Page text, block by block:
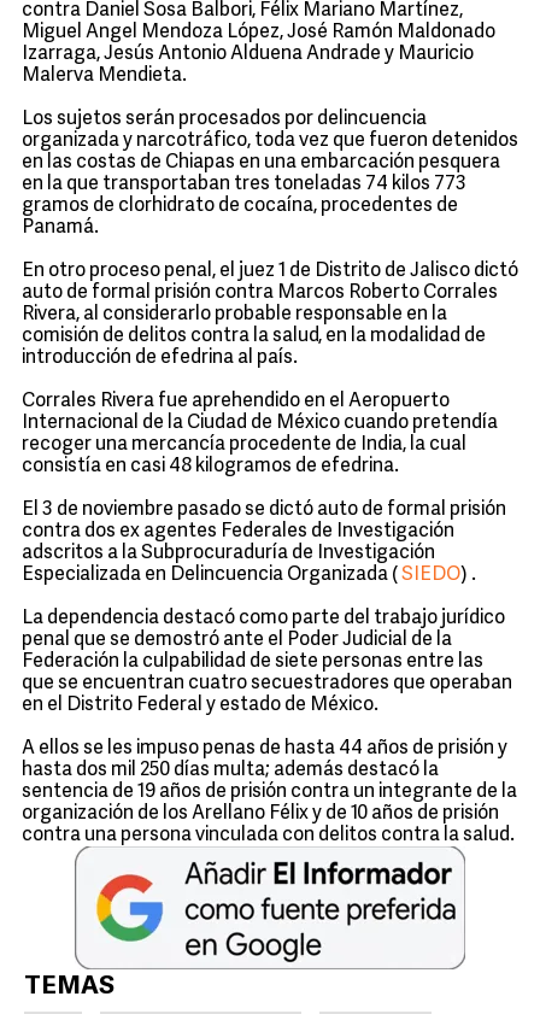
contra Daniel Sosa Balbori, Félix Mariano Martínez,
Miguel Angel Mendoza López, José Ramón Maldonado
Izarraga, Jesús Antonio Alduena Andrade y Mauricio
Malerva Mendieta.
Los sujetos serán procesados por delincuencia
organizada y narcotráfico, toda vez que fueron detenidos
en las costas de Chiapas en una embarcación pesquera
en la que transportaban tres toneladas 74 kilos 773
gramos de clorhidrato de cocaína, procedentes de
Panamá.
En otro proceso penal, el juez 1 de Distrito de Jalisco dictó
auto de formal prisión contra Marcos Roberto Corrales
Rivera, al considerarlo probable responsable en la
comisión de delitos contra la salud, en la modalidad de
introducción de efedrina al país.
Corrales Rivera fue aprehendido en el Aeropuerto
Internacional de la Ciudad de México cuando pretendía
recoger una mercancía procedente de India, la cual
consistía en casi 48 kilogramos de efedrina.
El 3 de noviembre pasado se dictó auto de formal prisión
contra dos ex agentes Federales de Investigación
adscritos a la Subprocuraduría de Investigación
Especializada en Delincuencia Organizada ( SIEDO) .
La dependencia destacó como parte del trabajo jurídico
penal que se demostró ante el Poder Judicial de la
Federación la culpabilidad de siete personas entre las
que se encuentran cuatro secuestradores que operaban
en el Distrito Federal y estado de México.
A ellos se les impuso penas de hasta 44 años de prisión y
hasta dos mil 250 días multa; además destacó la
sentencia de 19 años de prisión contra un integrante de la
organización de los Arellano Félix y de 10 años de prisión
contra una persona vinculada con delitos contra la salud.
TEMAS